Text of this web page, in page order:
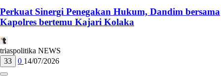
Perkuat Sinergi Penegakan Hukum, Dandim bersama
Kapolres bertemu Kajari Kolaka
triaspolitika NEWS
33
0 14/07/2026